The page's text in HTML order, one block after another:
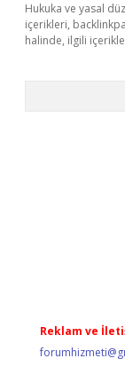
Hukuka ve yasal
içerikleri,
halinde, ilgili
Reklam ve